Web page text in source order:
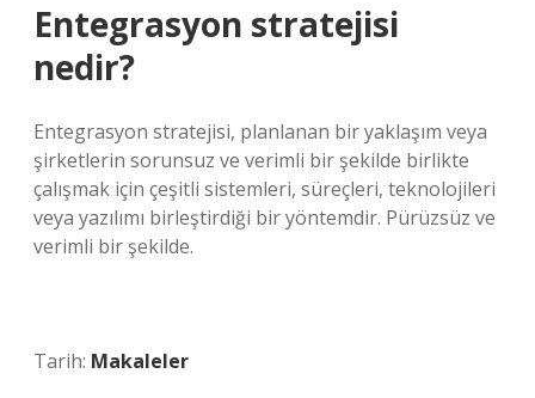
Entegrasyon stratejisi
nedir?
Entegrasyon stratejisi, planlanan bir yaklaşım veya
şirketlerin sorunsuz ve verimli bir şekilde birlikte
çalışmak için çeşitli sistemleri, süreçleri, teknolojileri
veya yazılımı birleştirdiği bir yöntemdir. Pürüzsüz ve
verimli bir şekilde.
Tarih: Makaleler